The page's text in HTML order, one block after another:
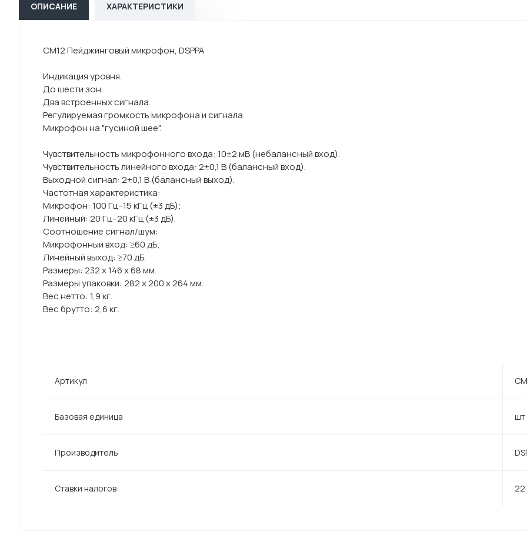
ОПИСАНИЕ ХАРАКТЕРИСТИКИ
CM12 Пейджинговый микрофон, DSPPA
Индикация уровня.
До шести зон.
Два встроенных сигнала.
Регулируемая громкость микрофона и сигнала.
Микрофон на "гусиной шее".
Чувствительность микрофонного входа: 10±2 мВ (небалансный вход).
Чувствительность линейного входа: 2±0,1 В (балансный вход).
Выходной сигнал: 2±0,1 В (балансный выход).
Частотная характеристика:
Микрофон: 100 Гц–15 кГц (±3 дБ);
Линейный: 20 Гц–20 кГц (±3 дБ).
Соотношение сигнал/шум:
Микрофонный вход: ≥60 дБ;
Линейный выход: ≥70 дБ.
Размеры: 232 х 146 х 68 мм.
Размеры упаковки: 282 х 200 х 264 мм.
Вес нетто: 1,9 кг.
Вес брутто: 2,6 кг.
Артикул
Базовая единица шт
Производитель
Ставки налогов 22